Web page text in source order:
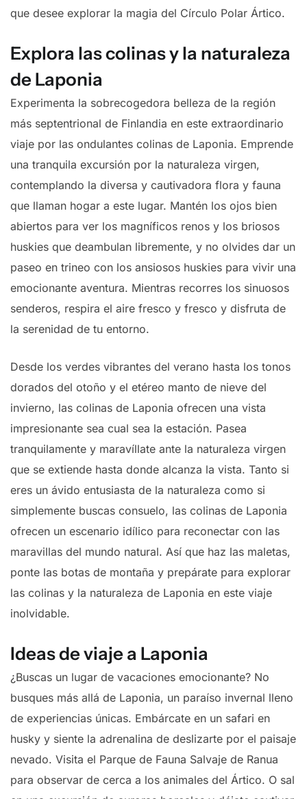
que desee explorar la magia del Círculo Polar Ártico.
Explora las colinas y la naturaleza
de Laponia
Experimenta la sobrecogedora belleza de la región
más septentrional de Finlandia en este extraordinario
viaje por las ondulantes colinas de Laponia. Emprende
una tranquila excursión por la naturaleza virgen,
contemplando la diversa y cautivadora flora y fauna
que llaman hogar a este lugar. Mantén los ojos bien
abiertos para ver los magníficos renos y los briosos
huskies que deambulan libremente, y no olvides dar un
paseo en trineo con los ansiosos huskies para vivir una
emocionante aventura. Mientras recorres los sinuosos
senderos, respira el aire fresco y fresco y disfruta de
la serenidad de tu entorno.
Desde los verdes vibrantes del verano hasta los tonos
dorados del otoño y el etéreo manto de nieve del
invierno, las colinas de Laponia ofrecen una vista
impresionante sea cual sea la estación. Pasea
tranquilamente y maravíllate ante la naturaleza virgen
que se extiende hasta donde alcanza la vista. Tanto si
eres un ávido entusiasta de la naturaleza como si
simplemente buscas consuelo, las colinas de Laponia
ofrecen un escenario idílico para reconectar con las
maravillas del mundo natural. Así que haz las maletas,
ponte las botas de montaña y prepárate para explorar
las colinas y la naturaleza de Laponia en este viaje
inolvidable.
Ideas de viaje a Laponia
¿Buscas un lugar de vacaciones emocionante? No
busques más allá de Laponia, un paraíso invernal lleno
de experiencias únicas. Embárcate en un safari en
husky y siente la adrenalina de deslizarte por el paisaje
nevado. Visita el Parque de Fauna Salvaje de Ranua
para observar de cerca a los animales del Ártico. O sal